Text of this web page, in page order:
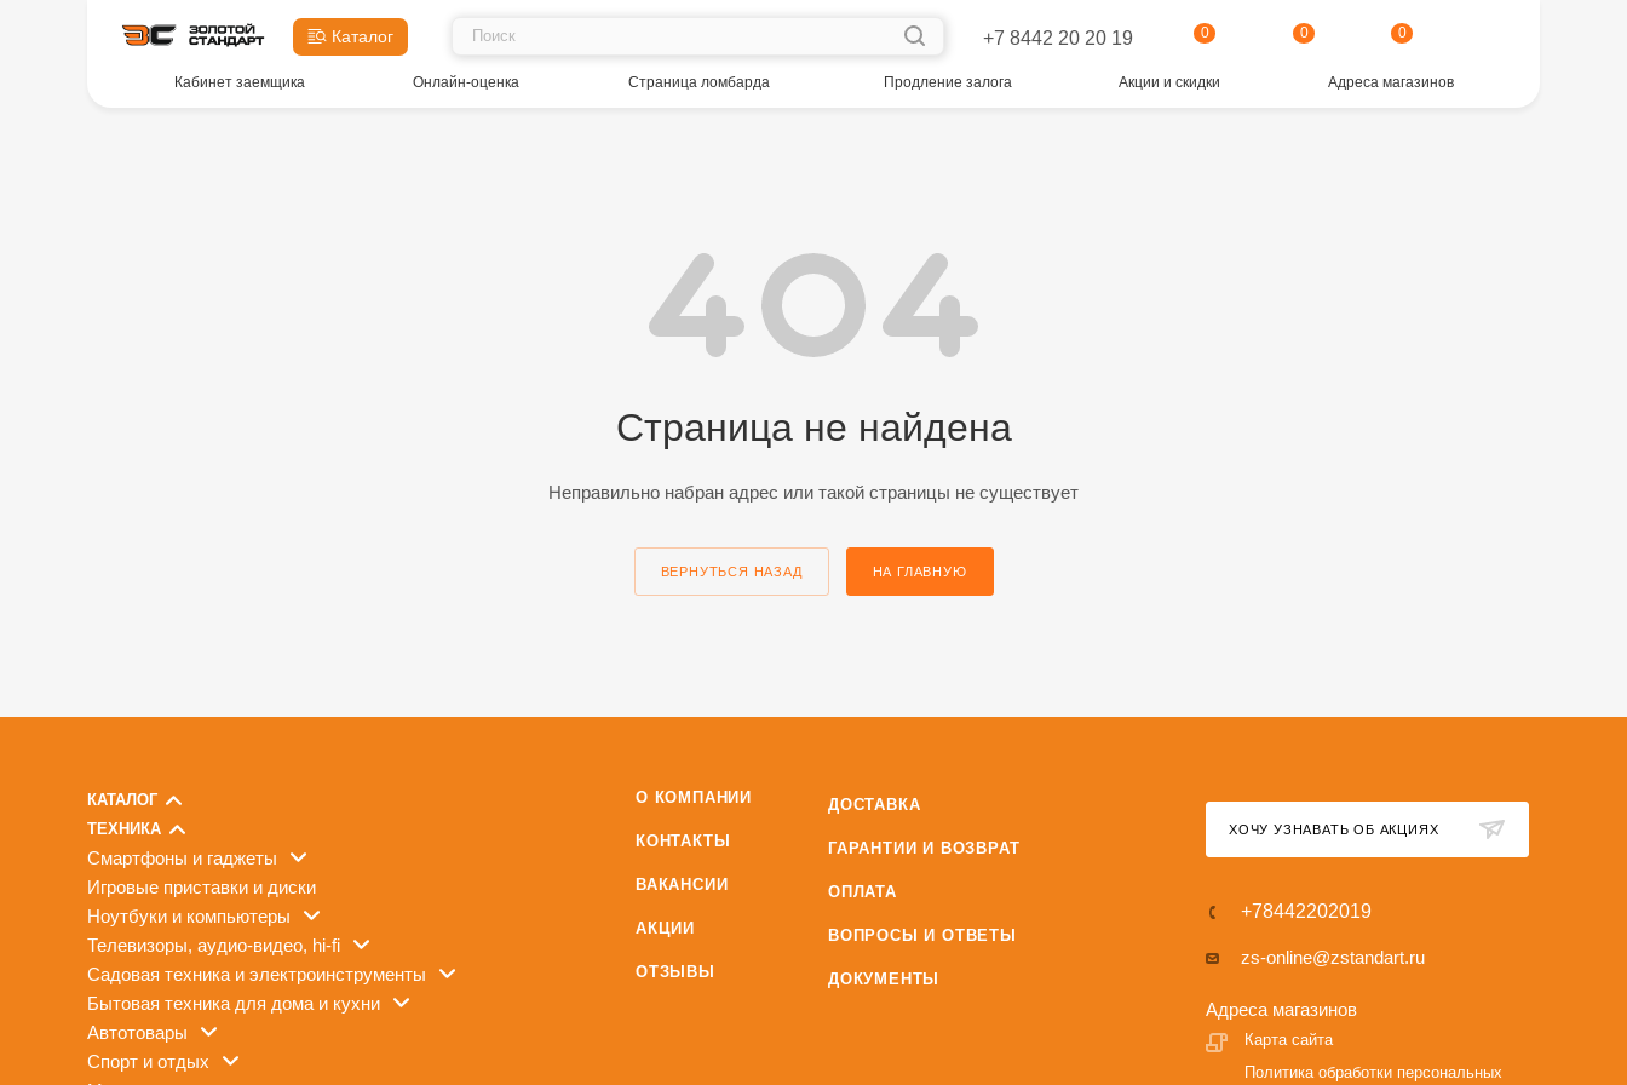
Каталог +7 8442 20 20 19 0 0 0
Кабинет заемщика Онлайн-оценка Страница ломбарда Продление залога Акции и скидки Адреса магазинов
Страница не найдена
Неправильно набран адрес или такой страницы не существует
ВЕРНУТЬСЯ НАЗАД НА ГЛАВНУЮ
КАТАЛОГ
ТЕХНИКА
смартфоны и гаджеты
игровые приставки и диски
ноутбуки и компьютеры
телевизоры, аудио-видео, hi-fi
садовая техника и электроинструменты
бытовая техника для дома и кухни
автотовары
спорт и отдых
О КОМПАНИИ
КОНТАКТЫ
ВАКАНСИИ
АКЦИИ
ОТЗЫВЫ
ДОСТАВКА
ГАРАНТИИ И ВОЗВРАТ
ОПЛАТА
ВОПРОСЫ И ОТВЕТЫ
ДОКУМЕНТЫ
ХОЧУ УЗНАВАТЬ ОБ АКЦИЯХ
+78442202019
zs-online@zstandart.ru
Адреса магазинов
Карта сайта
Политика обработки персональных